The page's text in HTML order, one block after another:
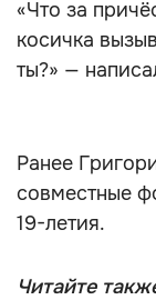
«Что за
косичка
ты?» —
Ранее
совместные
19-летия.
Читайте